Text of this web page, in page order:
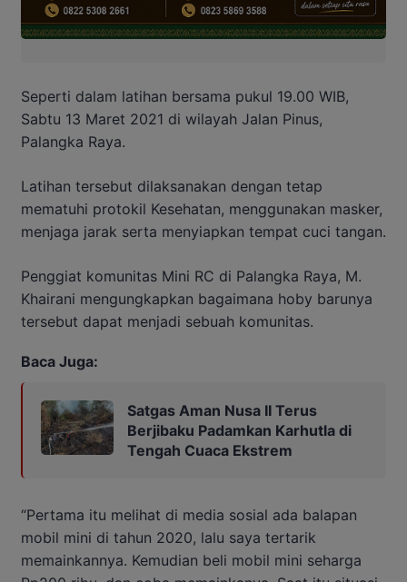
Seperti dalam latihan bersama pukul 19.00 WIB,
Sabtu 13 Maret 2021 di wilayah Jalan Pinus,
Palangka Raya.
Latihan tersebut dilaksanakan dengan tetap
mematuhi protokil Kesehatan, menggunakan masker,
menjaga jarak serta menyiapkan tempat cuci tangan.
Penggiat komunitas Mini RC di Palangka Raya, M.
Khairani mengungkapkan bagaimana hoby barunya
tersebut dapat menjadi sebuah komunitas.
Baca Juga:
Satgas Aman Nusa II Terus
Berjibaku Padamkan Karhutla di
Tengah Cuaca Ekstrem
“Pertama itu melihat di media sosial ada balapan
mobil mini di tahun 2020, lalu saya tertarik
memainkannya. Kemudian beli mobil mini seharga